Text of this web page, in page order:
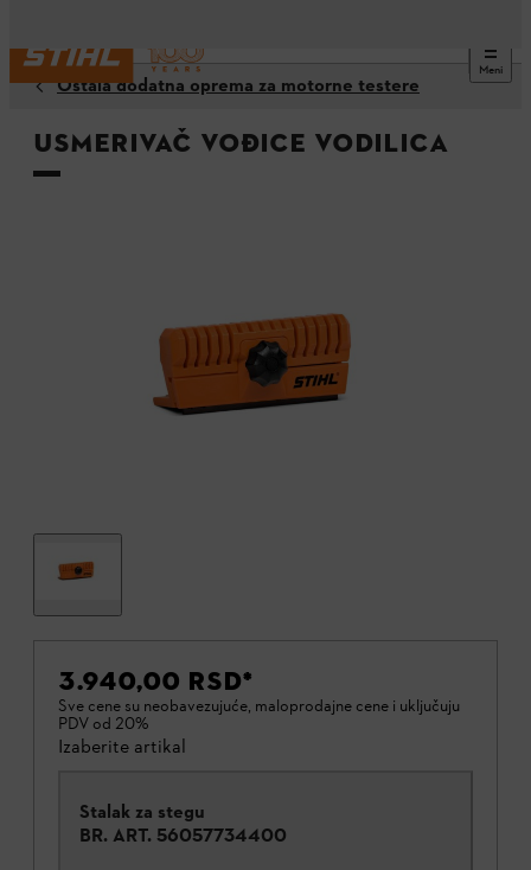
Meni
Ostala dodatna oprema za motorne testere
Usmerivač vođice vodilica
3.940,00 RSD*
Sve cene su neobavezujuće, maloprodajne cene i uključuju
PDV od 20%
Izaberite artikal
Stalak za stegu
BR. ART. 56057734400